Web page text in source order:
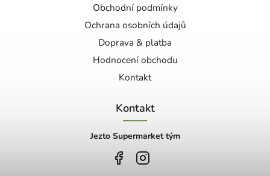
Obchodní podmínky
Ochrana osobních údajů
Doprava & platba
Hodnocení obchodu
Kontakt
Kontakt
Jezto Supermarket tým